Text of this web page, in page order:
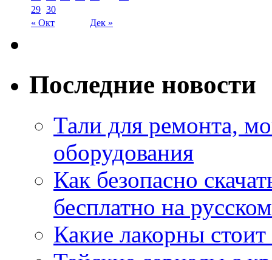
« Окт Дек »
29 30
Последние новости
Тали для ремонта,
оборудования
Как безопасно
бесплатно на
Какие лакорны